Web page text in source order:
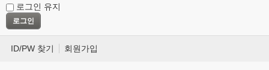
로그인 유지
ID/PW 찾기 회원가입